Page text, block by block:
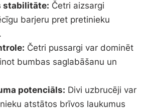
stabilitāte: Četri aizsargi
barjeru pret pretinieku
Četri pussargi var dominēt
bumbas saglabāšanu un
potenciāls: Divi uzbrucēji var
atstātos brīvos laukumus